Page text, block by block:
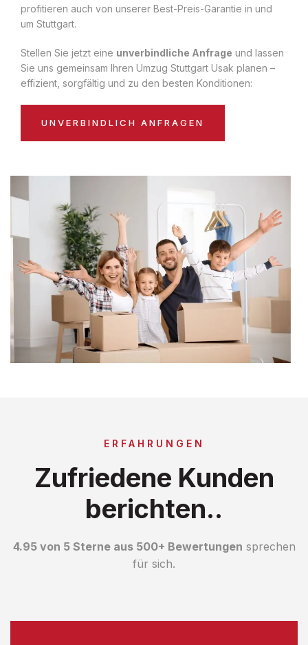
profitieren auch von unserer Best-Preis-Garantie in und
um Stuttgart.
Stellen Sie jetzt eine unverbindliche Anfrage und lassen
Sie uns gemeinsam Ihren Umzug Stuttgart Usak planen –
effizient, sorgfältig und zu den besten Konditionen:
UNVERBINDLICH ANFRAGEN
ERFAHRUNGEN
Zufriedene Kunden
berichten..
4.95 von 5 Sterne aus 500+ Bewertungen sprechen
für sich.